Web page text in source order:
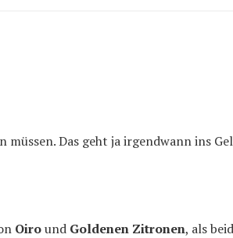
Das geht ja irgendwann ins
Oiround Goldenen Zitronen, als